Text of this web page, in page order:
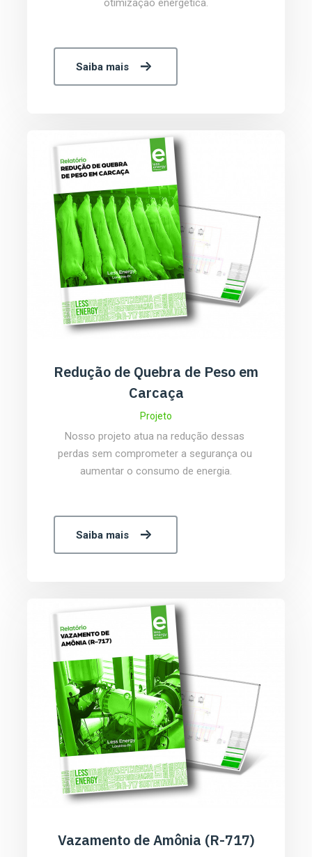
otimização energética.
Saiba mais
Redução de Quebra de Peso em
Carcaça
Projeto
Nosso projeto atua na redução dessas
perdas sem comprometer a segurança ou
aumentar o consumo de energia.
Saiba mais
Vazamento de Amônia (R-717)